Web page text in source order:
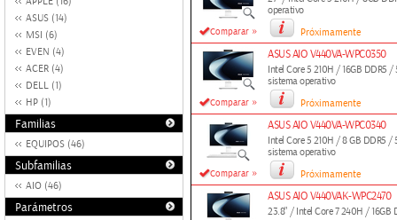
ASUS (14)
MSI (6)
EVEN (4)
ACER (4)
DELL (1)
HP (1)
Familias
EQUIPOS (46)
Subfamilias
AIO (46)
Parámetros
Comparar »
operativo
Próximamente
Comparar »
ASUS AIO V440VA-WPC0350
Intel Core 5 210H / 16GB DDR5
sistema operativo
Próximamente
Comparar »
ASUS AIO V440VA-WPC0340
Intel Core 5 210H / 8 GB DDR5
sistema operativo
Próximamente
ASUS AIO V440VAK-WPC2470
23.8" / Intel Core 7 240H / 16GB